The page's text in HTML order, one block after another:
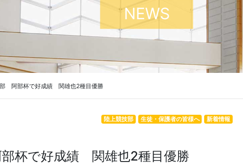
NEWS
部 阿部杯で好成績 関雄也2種目優勝
新着情報
生徒・保護者の皆様へ
陸上競技部
杯で好成績 関雄也2種目優勝